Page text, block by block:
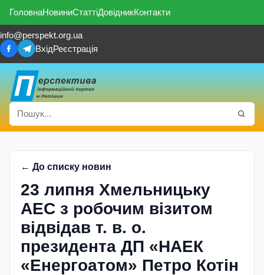
ГоловнаНовиниСтаттіДовідникКонтакти
info@perspekt.org.ua
ВхідРеєстрація
← До списку новин
23 липня Хмельницьку
АЕС з робочим візитом
відвідав т. в. о.
президента ДП «НАЕК
«Енергоатом» Петро Котін